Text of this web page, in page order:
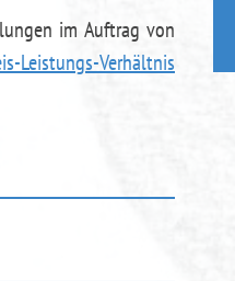
im Auftrag von
Leistungs-Verhältnis